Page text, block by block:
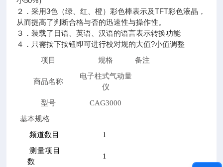
２．采用3色（绿、红、橙）彩色棒表示及TFT彩色液晶，
从而提高了判断合格与否的迅速性与操作性。
３．装载了日语、英语、汉语的语言表示转换功能
４．只需按下按钮即可进行校对规的大值?小值调整
项目 规格 备注
商品名称
电子柱式气动量
仪
型号
CAG3000
基本规格
频道数目
1
测量项目
数
1